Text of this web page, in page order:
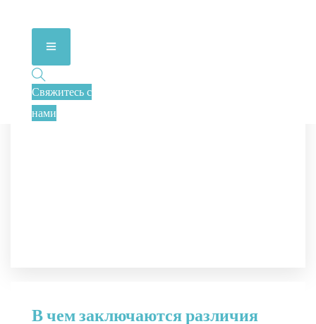
Свяжитесь с
нами
В чем заключаются различия